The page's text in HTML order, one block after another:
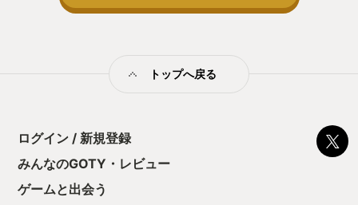
向けか？という
型のローグライ
をクリアしたら
う気持ちを揺る
トップへ戻る
ログイン / 新規登録
みんなのGOTY・レビュー
ゲームと出会う